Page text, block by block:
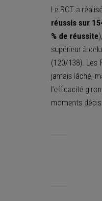
Le RCT a réalisé
réussis sur
% de réussite
supérieur à
(120/138). Les
jamais lâché,
l’efficacité
moments